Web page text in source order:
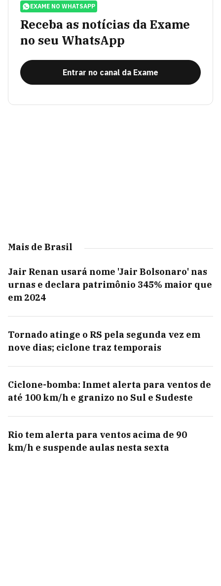
EXAME NO WHATSAPP
Receba as notícias da Exame
no seu WhatsApp
Entrar no canal da Exame
Mais de Brasil
Jair Renan usará nome 'Jair Bolsonaro' nas
urnas e declara patrimônio 345% maior que
em 2024
Tornado atinge o RS pela segunda vez em
nove dias; ciclone traz temporais
Ciclone-bomba: Inmet alerta para ventos de
até 100 km/h e granizo no Sul e Sudeste
Rio tem alerta para ventos acima de 90
km/h e suspende aulas nesta sexta